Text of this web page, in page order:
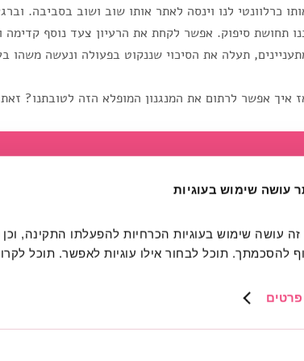
עושה שימוש בעוגיות
להסכמתך. תוכל לבחור אילו עוגיות לאפשר. תוכל
כרלוונטי לנו וינסה לאתר אותו שוב ושוב בסביבה.
תחושת סיפוק. אפשר לקחת את הרעיון צעד נוסף
תעלה את הסיכוי שננקוט בפעולה ונעשה משהו
איך אפשר לרתום את המנגנון המופלא הזה לטובתנו?